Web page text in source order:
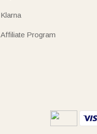
Klarna
Affiliate Program